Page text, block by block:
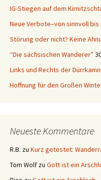
IG-Stiegen auf dem
Neue Verbote–von sinnvoll
Störung oder nicht? Keine
“Die sächsischen Wanderer”
Links und Rechts der
Hoffnung für den Großen
Neueste Kommentare
R.B. zu Kurz getestet:
Tom Wolf zu Gott ist ein